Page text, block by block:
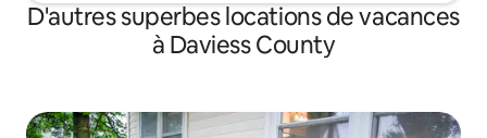
D'autres superbes locations de vacances
à Daviess County